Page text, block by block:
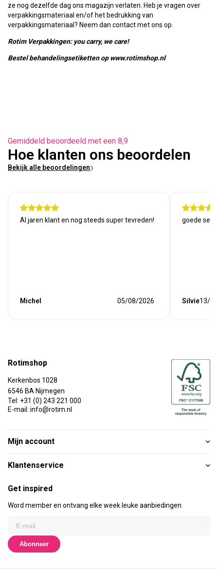
ze nog dezelfde dag ons magazijn verlaten. Heb je vragen over
verpakkingsmateriaal en/of het bedrukking van
verpakkingsmateriaal? Neem dan contact met ons op.
Rotim Verpakkingen: you carry, we care!
Bestel behandelingsetiketten op www.rotimshop.nl
Gemiddeld beoordeeld met een 8,9
Hoe klanten ons beoordelen
Bekijk alle beoordelingen
Al jaren klant en nog steeds super tevreden!
Michel 05/08/2026
goede
Silvie13/
Rotimshop
Kerkenbos 1028
6546 BA Nijmegen
Tel: +31 (0) 243 221 000
E-mail: info@rotim.nl
Mijn account
Klantenservice
Get inspired
Word member en ontvang elke week leuke aanbiedingen
Abonneer